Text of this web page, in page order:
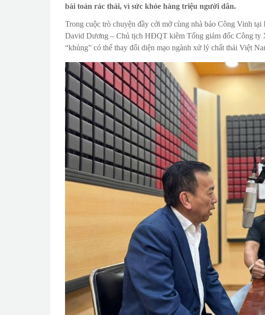
bài toán rác thải, vì sức khỏe hàng triệu người dân.
Trong cuộc trò chuyện đầy cởi mở cùng nhà báo Công Vinh
David Dương – Chủ tịch HĐQT kiêm Tổng giám đốc Công
“khủng” có thể thay đổi diện mạo ngành xử lý chất thải Việt